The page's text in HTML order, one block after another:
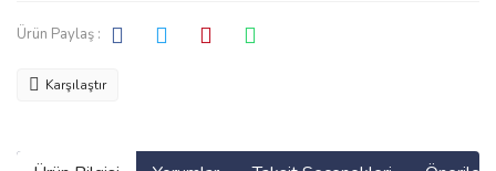
Ürün Paylaş :
Karşılaştır